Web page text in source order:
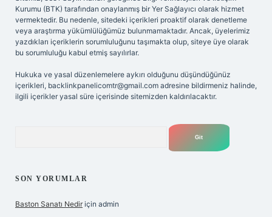
Kurumu (BTK) tarafından onaylanmış bir Yer Sağlayıcı olarak hizmet
vermektedir. Bu nedenle, sitedeki içerikleri proaktif olarak denetleme
veya araştırma yükümlülüğümüz bulunmamaktadır. Ancak, üyelerimiz
yazdıkları içeriklerin sorumluluğunu taşımakta olup, siteye üye olarak
bu sorumluluğu kabul etmiş sayılırlar.
Hukuka ve yasal düzenlemelere aykırı olduğunu düşündüğünüz
içerikleri, backlinkpanelicomtr@gmail.com adresine bildirmeniz halinde,
ilgili içerikler yasal süre içerisinde sitemizden kaldırılacaktır.
SON YORUMLAR
Baston Sanatı Nedir için admin